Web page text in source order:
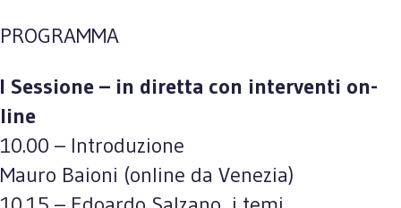
PROGRAMMA
I Sessione – in diretta con interventi on-
line
10.00 – Introduzione
Mauro Baioni (online da Venezia)